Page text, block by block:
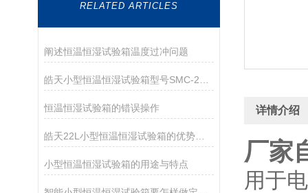
RELATED ARTICLES
阐述恒温恒湿试验箱温度过冲问题
恒温恒湿试验箱的错误操作
皓天22L小型恒温恒湿试验箱的优势与温度范围
小型恒温恒湿试验箱的用途与特点
详情介绍
厂家
用于